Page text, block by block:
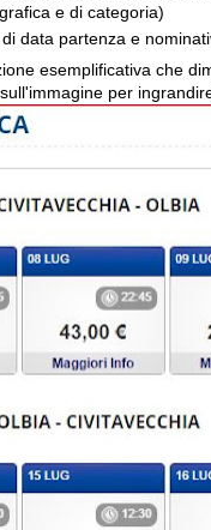
e di categoria)
data partenza e
esemplificativa che
per